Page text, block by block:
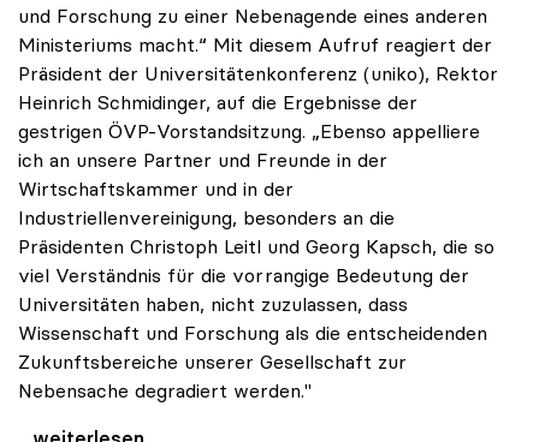
und Forschung zu einer Nebenagende eines anderen
Ministeriums macht.“ Mit diesem Aufruf reagiert der
Präsident der Universitätenkonferenz (uniko), Rektor
Heinrich Schmidinger, auf die Ergebnisse der
gestrigen ÖVP-Vorstandsitzung. „Ebenso appelliere
ich an unsere Partner und Freunde in der
Wirtschaftskammer und in der
Industriellenvereinigung, besonders an die
Präsidenten Christoph Leitl und Georg Kapsch, die so
viel Verständnis für die vorrangige Bedeutung der
Universitäten haben, nicht zuzulassen, dass
Wissenschaft und Forschung als die entscheidenden
Zukunftsbereiche unserer Gesellschaft zur
Nebensache degradiert werden."
uniko-Appell: Keine Angelobung der Regierung ohne